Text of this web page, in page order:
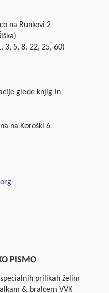
na Runkovi 2
3, 5, 8, 22, 25, 60)
glede knjig in
na Koroški 6
PISMO
prilikah želim
& bralcem VVK